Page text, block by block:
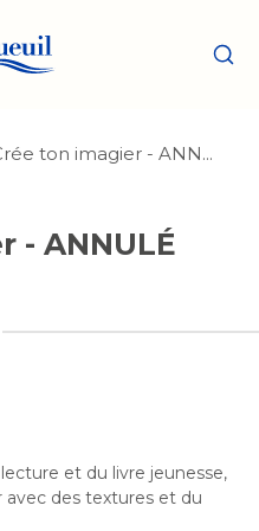
et
Crée ton imagier - ANN...
- ANNULÉ
et du livre jeunesse,
des textures et du